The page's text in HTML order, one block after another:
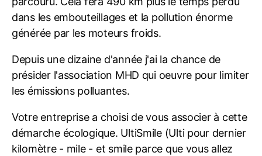
dans les embouteillages et la pollution énorme
générée par les moteurs froids.
Depuis une dizaine d'année j'ai la chance de
présider l'association MHD qui oeuvre pour limiter
les émissions polluantes.
Votre entreprise a choisi de vous associer à cette
démarche écologique. UltiSmile (Ulti pour dernier
kilomètre - mile - et smile parce que vous allez